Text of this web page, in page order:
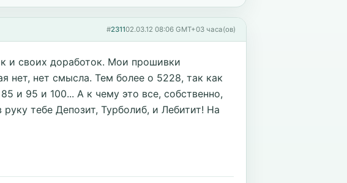
#231102.03.12 08:06 GMT+03 часа(ов)
и своих доработок. Мои прошивки
нет, нет смысла. Тем более о 5228, так как
и 95 и 100... А к чему это все, собственно,
тебе Депозит, Турболиб, и Лебитит! На